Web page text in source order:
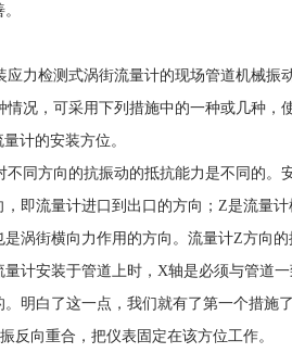
力检测式涡街流量计的现场管道机械振
况，可采用下列措施中的一种或几种，
计的安装方位。
同方向的抗振动的抵抗能力是不同的。
，即流量计进口到出口的方向；Z是流量
是涡街横向力作用的方向。流量计Z方向
量计安装于管道上时，X轴是必须与管道
。明白了这一点，我们就有了第一个措施
反向重合，把仪表固定在该方位工作。